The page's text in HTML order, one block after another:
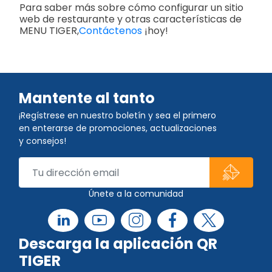
Para saber más sobre cómo configurar un sitio
web de restaurante y otras características de
MENU TIGER,Contáctenos ¡hoy!
Mantente al tanto
¡Regístrese en nuestro boletín y sea el primero
en enterarse de promociones, actualizaciones
y consejos!
Únete a la comunidad
Descarga la aplicación QR
TIGER